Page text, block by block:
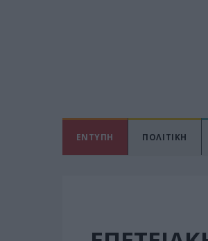
ΕΝΤΥΠΗ ΠΟΛΙΤΙΚΗ